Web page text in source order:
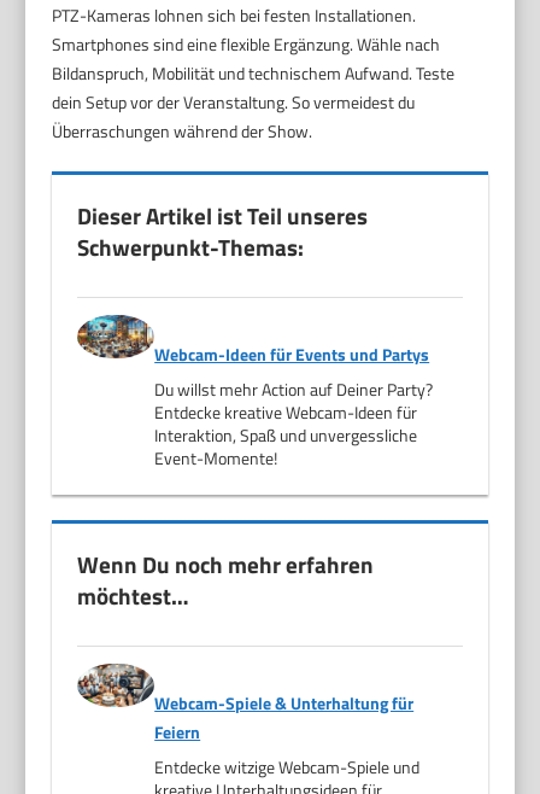
PTZ-Kameras lohnen sich bei festen Installationen.
Smartphones sind eine flexible Ergänzung. Wähle nach
Bildanspruch, Mobilität und technischem Aufwand. Teste
dein Setup vor der Veranstaltung. So vermeidest du
Überraschungen während der Show.
Dieser Artikel ist Teil unseres
Schwerpunkt-Themas:
Webcam-Ideen für Events und Partys
Du willst mehr Action auf Deiner Party?
Entdecke kreative Webcam-Ideen für
Interaktion, Spaß und unvergessliche
Event-Momente!
Wenn Du noch mehr erfahren
möchtest…
Webcam-Spiele & Unterhaltung für
Feiern
Entdecke witzige Webcam-Spiele und